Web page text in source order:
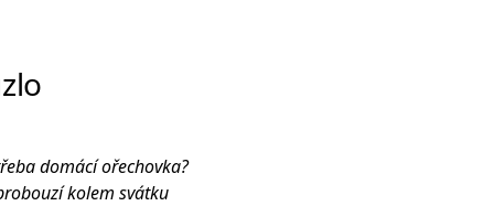
domácí ořechovka?
kolem svátku